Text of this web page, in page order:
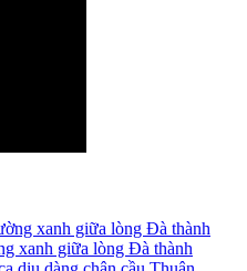
xanh giữa lòng Đà thành